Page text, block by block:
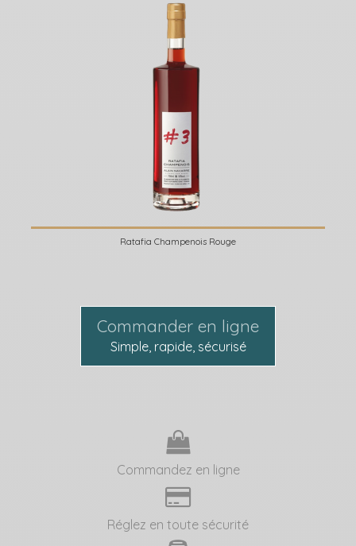
Ratafia Champenois Rouge
Commander en ligne
Simple, rapide, sécurisé
Commandez en ligne
Réglez en toute sécurité